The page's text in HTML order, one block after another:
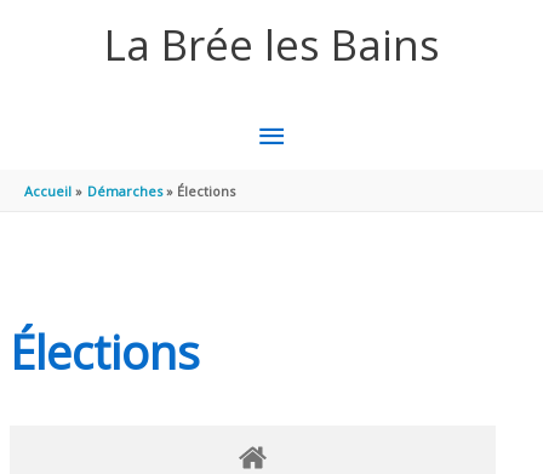
La Brée les Bains
MENU
Accueil Démarches Élections
Élections